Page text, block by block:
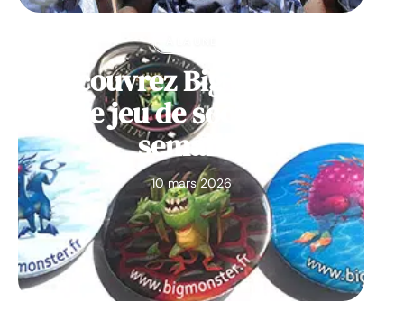
Découvrez Big Monster,
notre jeu de société de la
semaine
10 mars 2026